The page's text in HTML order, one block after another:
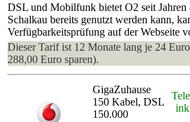
DSL und Mobilfunk bietet O2 seit
Schalkau bereits genutzt werden kann,
Verfügbarkeitsprüfung auf der Webseite
Dieser Tarif ist 12 Monate lang je 24
288,00 Euro sparen).
GigaZuhause
150 Kabel, DSL
150.000